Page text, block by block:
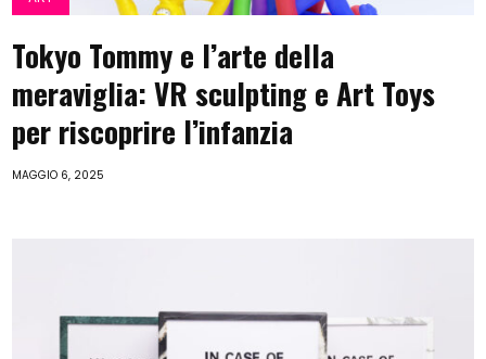
Tokyo Tommy e l’arte della
meraviglia: VR sculpting e Art Toys
per riscoprire l’infanzia
MAGGIO 6, 2025